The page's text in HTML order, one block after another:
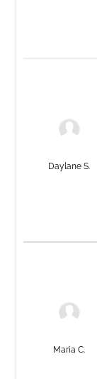
Daylane S.
Maria C.